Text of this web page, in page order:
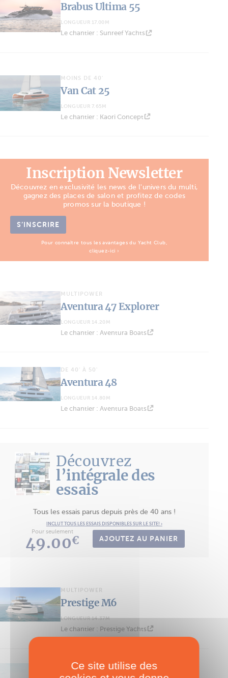
Brabus Ultima 55
LONGUEUR 17.00M
Le chantier : Sunreef Yachts
MOINS DE 40'
Van Cat 25
LONGUEUR 7.65M
Le chantier : Kaori Concept
Inscription Newsletter
Découvrez en exclusivité les news de l'univers du multi,
gagnez des places de salon et profitez de codes
promos sur la boutique !
S’INSCRIRE
Pour connaître tous les avantages du Yacht Club,
cliquez-ici ›
MULTIPOWER
Aventura 47 Explorer
LONGUEUR 14.20M
Le chantier : Aventura Boats
DE 40' À 50'
Aventura 48
LONGUEUR 14.80M
Le chantier : Aventura Boats
Découvrez
l’intégrale des
essais
Tous les essais parus depuis près de 40 ans !
INCLUT TOUS LES ESSAIS DISPONIBLES SUR LE SITE! ›
Pour seulement
49.00€ AJOUTEZ AU PANIER
MULTIPOWER
Prestige M6
LONGUEUR 14.37M
Le chantier : Prestige Yachts
MULTIPOWER
Ce site utilise des